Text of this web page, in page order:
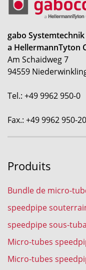
gabo
a HellermannTyton
Am Schaidweg 7
94559
Tel.: +49 9962 950-0
Fax.: +49 9962 950-
Produits
Bundle de micro-
speedpipe
speedpipe sous-
Micro-tubes
Micro-tubes